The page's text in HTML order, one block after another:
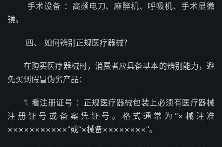
手术设备 ：高频电刀、麻醉机、呼吸机、手术显微
镜。
四、 如何辨别正规医疗器械？
在购买医疗器械时，消费者应具备基本的辨别能力，避
免买到假冒伪劣产品：
1. 看注册证号 ：正规医疗器械包装上必须有医疗器械
注册证号或备案凭证号。格式通常为“×械注准
×××××××××××”或“×械备××××××××”。